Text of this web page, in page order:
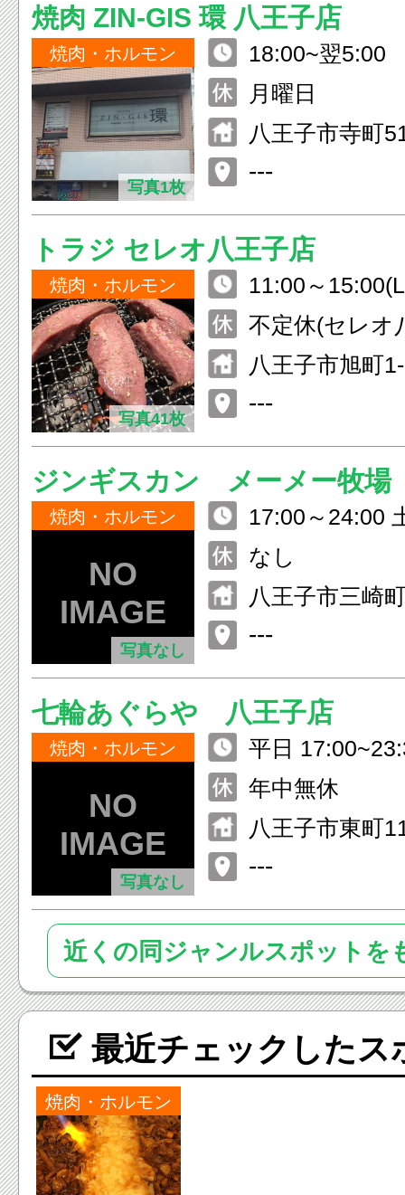
焼肉 ZIN‐GIS 環 八王子店
焼肉・ホルモン
写真1枚
18:00~翌5:00
月曜日
八王子市寺町
---
トラジ セレオ八王子店
焼肉・ホルモン
写真41枚
11:00～
00～
不定休(セレオ
る)
八王子市旭町
---
ジンギスカン メーメー牧場
焼肉・ホルモン
写真なし
17:00～24:00
時30分～ラン
なし
八王子市三崎
---
七輪あぐらや 八王子店
焼肉・ホルモン
写真なし
平日
00~ 23:30 日
年中無休
八王子市東町
---
近くの同ジャンルスポットを
最近チェックしたス
焼肉・ホルモン